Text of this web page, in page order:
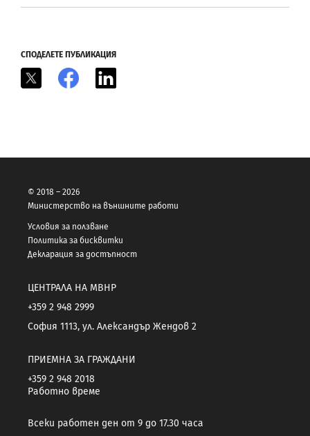
СПОДЕЛЕТЕ ПУБЛИКАЦИЯ
Facebook
© 2018 – 2026
Министерство на външните работи
Условия за ползване
Политика за бисквитки
Декларация за достъпност
ЦЕНТРАЛА НА МВНР
+359 2 948 2999
София 1113, ул. Александър Жендов 2
ПРИЕМНА ЗА ГРАЖДАНИ
+359 2 948 2018
Работно време
Всеки работен ден от 9 до 17.30 часа